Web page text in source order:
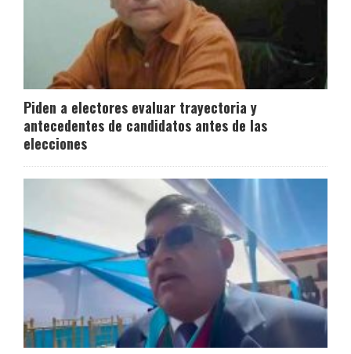
Piden a electores evaluar trayectoria y
antecedentes de candidatos antes de las
elecciones